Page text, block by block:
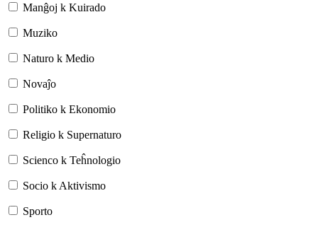
Manĝoj k Kuirado
Muziko
Naturo k Medio
Novaĵo
Politiko k Ekonomio
Religio k Supernaturo
Scienco k Teĥnologio
Socio k Aktivismo
Sporto